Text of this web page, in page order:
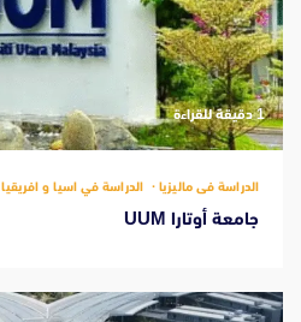
‫1 دقيقة للقراءة
الدراسة فى ماليزيا الدراسة في اسيا و افريقيا
جامعة أوتارا UUM